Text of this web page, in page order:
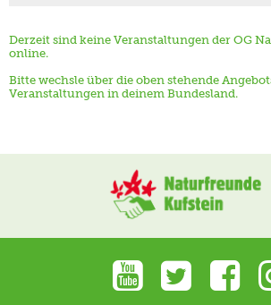
Derzeit sind keine Veranstaltungen der OG
online.
Bitte wechsle über die oben stehende
Veranstaltungen in deinem Bundesland.